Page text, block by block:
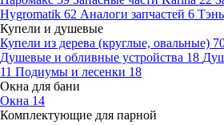
Hygromatik 62 Аналоги запчастей 6
Купели и душевые
Купели из дерева (круглые, овальные)
Душевые и обливные устройства 18
11 Подиумы и лесенки 18
Окна для бани
Окна 14
Комплектующие для парной